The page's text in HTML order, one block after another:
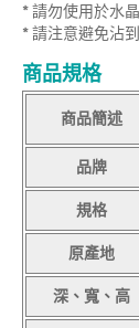
* 請勿使用於水
* 請注意避免沾
商品規格
商品簡述
品牌
規格
原產地
深、寬、高